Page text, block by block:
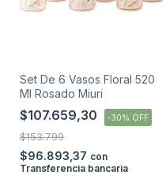
Set De 6 Vasos Floral 520
Ml Rosado Miuri
$107.659,30 -30% OFF
$153.799
$96.893,37 con
Transferencia bancaria